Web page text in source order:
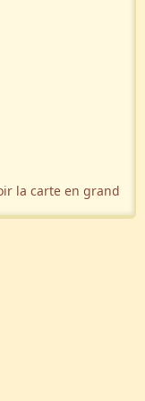
la carte en grand